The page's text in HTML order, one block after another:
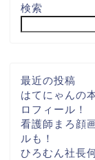
検索
最近の投稿
はてにゃんの
ロフィール！
看護師まろ顔
ルも！
ひろむん社長